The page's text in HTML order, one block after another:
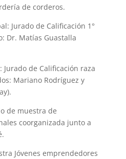
de corderos.
Jurado de Calificación 1°
Dr. Matías Guastalla
Jurado de Calificación raza
Mariano Rodríguez y
de muestra de
coorganizada junto a
Jóvenes emprendedores